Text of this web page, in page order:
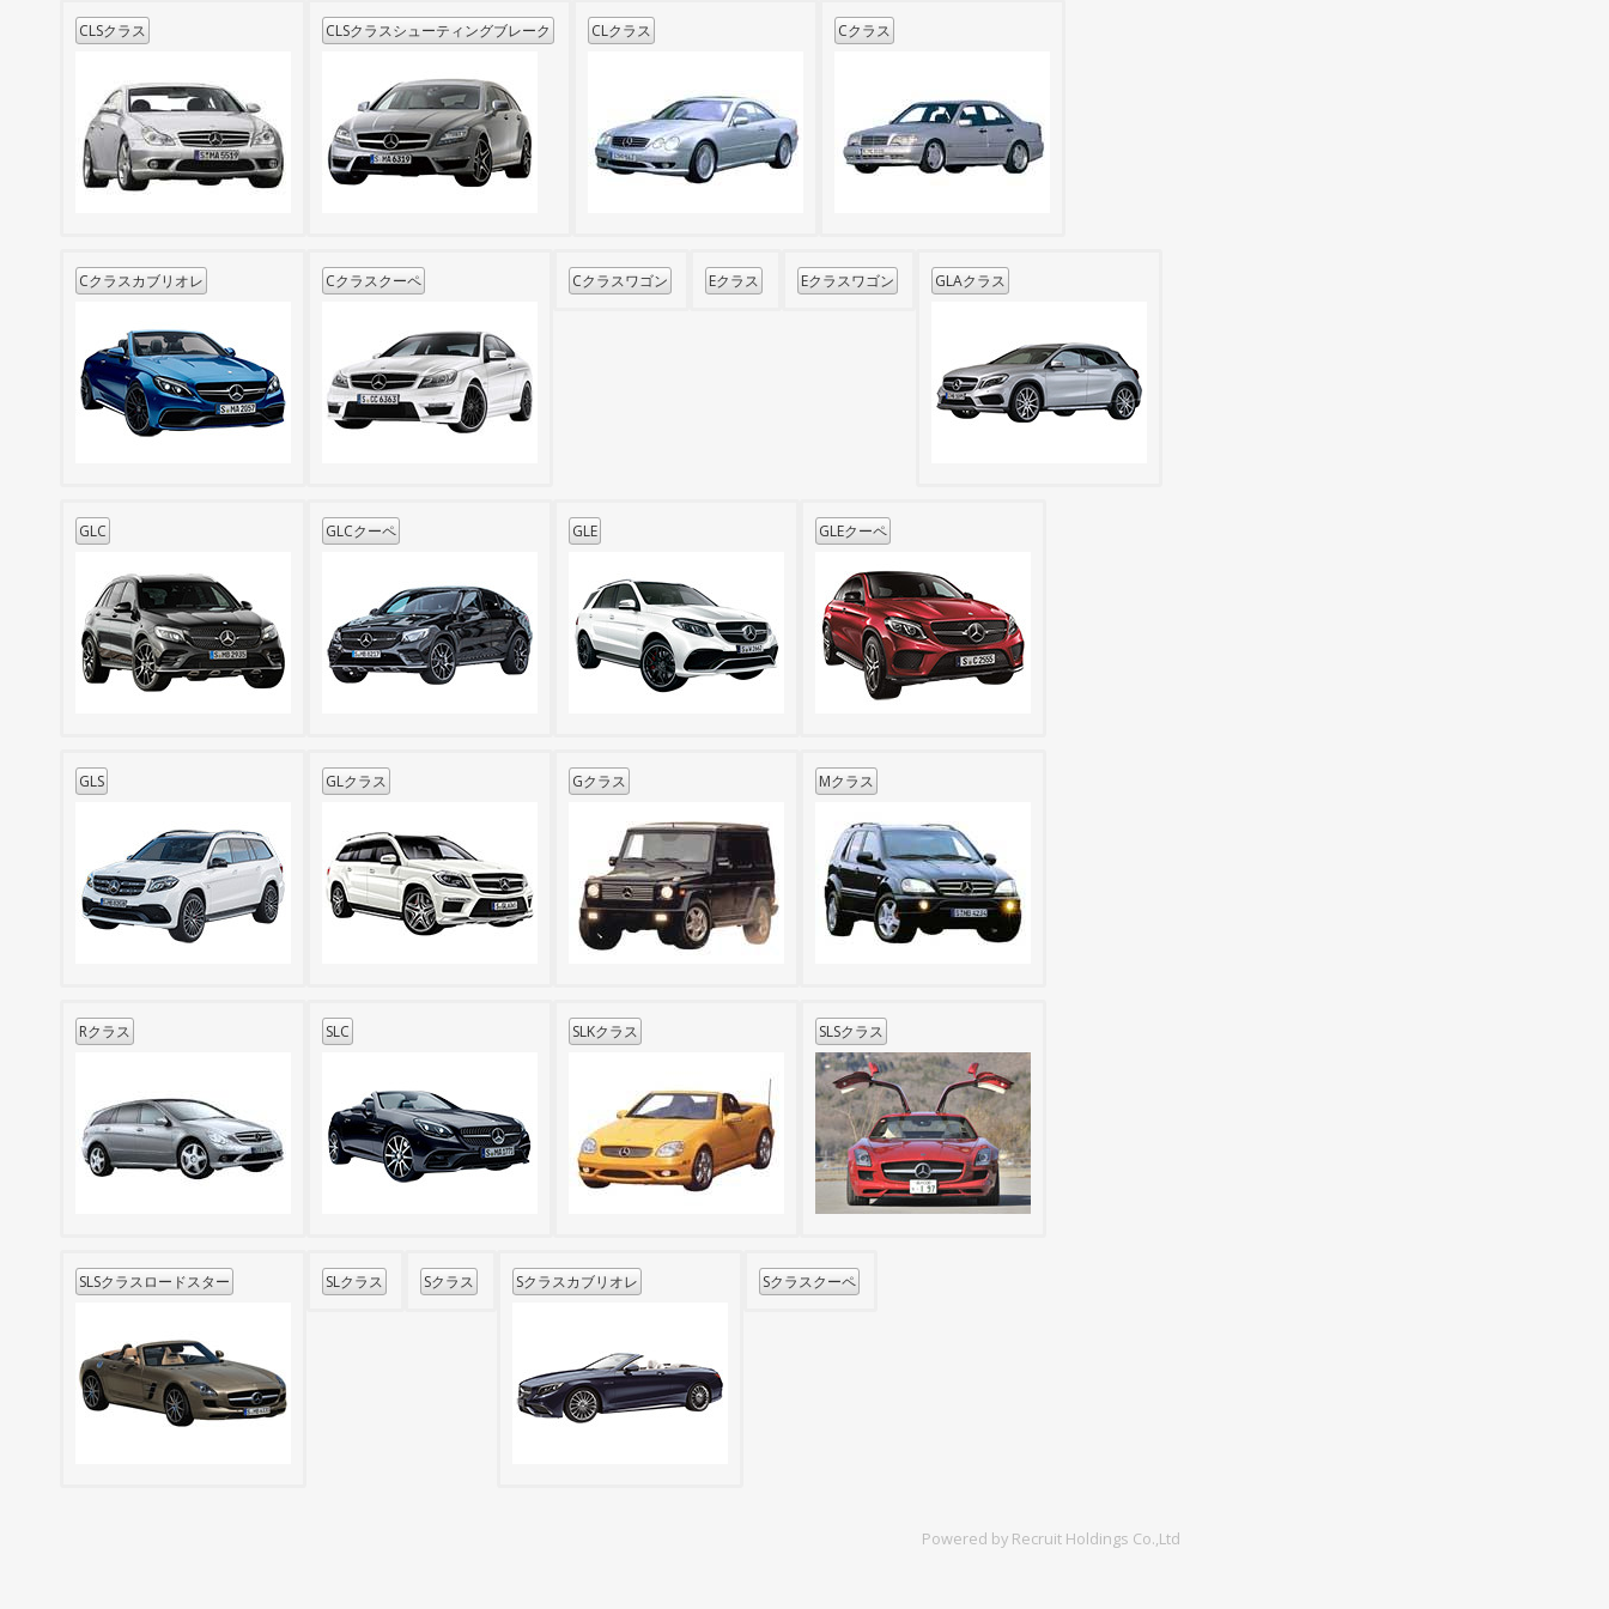
CLSクラス CLSクラスシューティングブレーク CLクラス Cクラス
Cクラスカブリオレ Cクラスクーペ Cクラスワゴン Eクラス Eクラスワゴン GLAクラス
GLC GLCクーペ GLE GLEクーペ
GLS GLクラス Gクラス Mクラス
Rクラス SLC SLKクラス SLSクラス
SLSクラスロードスター SLクラス Sクラス Sクラスカブリオレ Sクラスクーペ
Powered by Recruit Holdings Co.,Ltd